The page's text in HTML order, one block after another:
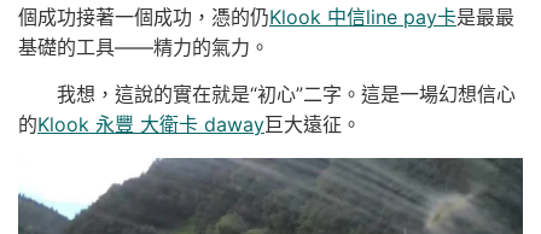
個成功接著一個成功，憑的仍Klook 中信line pay卡是最最
基礎的工具——精力的氣力。
我想，這說的實在就是“初心”二字。這是一場幻想信心
的Klook 永豐 大衛卡 daway巨大遠征。